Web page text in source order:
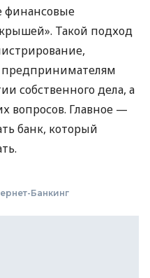
финансовые
Такой подход
предпринимателям
собственного дела, а
вопросов. Главное —
банк, который
Банкинг